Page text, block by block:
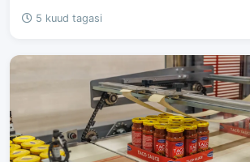
5 kuud tagasi